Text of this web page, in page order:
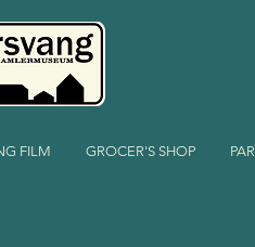
FILM GROCER'S SHOP